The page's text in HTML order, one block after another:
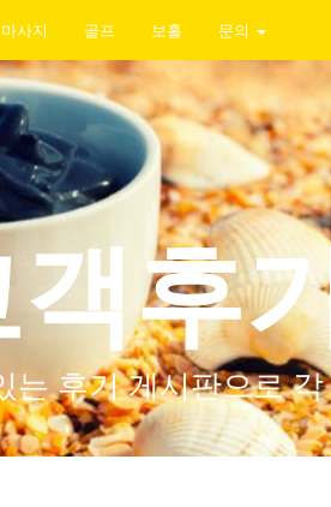
마사지 골프 보홀 문의
후
후기 게시판으로